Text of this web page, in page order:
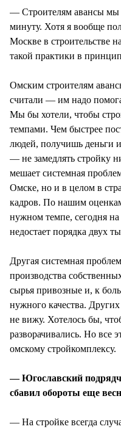
— Строителям авансы мы
минуту. Хотя я вообще
Москве в строительстве
такой практики в
Омским строителям
считали — им надо
Мы бы хотели, чтобы
темпами. Чем быстрее
людей, получишь деньги
— не замедлять стройку
мешает системная
Омске, но и в целом в
кадров. По нашим
нужном темпе, сегодня
недостает порядка двух
Другая системная
производства
сырья привозные и, к
нужного качества.
не вижу. Хотелось бы,
разворачивались. Но все
омскому стройкомплексу.
— Югославский
сбавил обороты еще
— На стройке всегда